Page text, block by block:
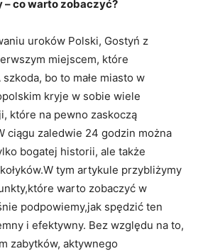
– co warto zobaczyć?
uroków Polski, ​Gostyń z
miejscem, które
bo‍ to małe‌ miasto w
‌kryje ‍w sobie ⁤wiele
które na pewno zaskoczą
‌ciągu zaledwie 24 godzin można
bogatej historii, ale także
tym artykule przybliżymy
warto ⁣zobaczyć w
podpowiemy,jak spędzić ten⁣
​i efektywny. Bez​ względu na to,
zabytków, aktywnego